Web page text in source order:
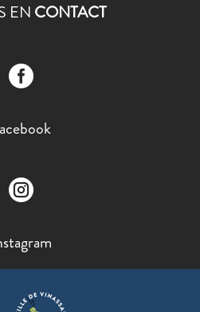
EN CONTACT

